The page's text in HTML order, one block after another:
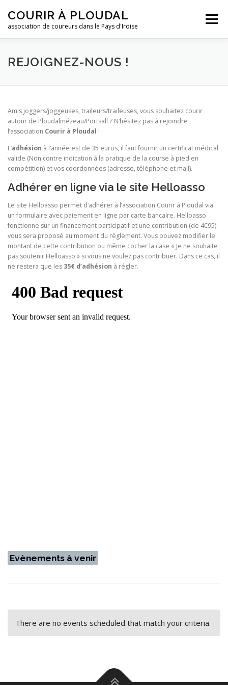
contenu
COURIR À PLOUDAL
association de coureurs dans le Pays d'Iroise
Menu
ACCUEIL LE CLUB ACTUALITÉS
CONTACTEZ-NOUS !
REJOIGNEZ-NOUS !
Amis joggers/joggeuses, traileurs/traileuses, vous souhaitez courir
autour de Ploudalmézeau/Portsall ? N’hésitez pas à rejoindre
l’association Courir à Ploudal !
L’adhésion à l’année est de 35 euros, il faut fournir un certificat médical
valide (Non contre indication à la pratique de la course à pied en
compétition) et vos coordonnées (adresse, téléphone et mail).
Adhérer en ligne via le site Helloasso
Le site Helloasso permet d’adhérer à l’association Courir à Ploudal via
un formulaire avec paiement en ligne par carte bancaire. Helloasso
fonctionne sur un financement participatif et une contribution (de 4€95)
vous sera proposé au moment du règlement. Vous pouvez modifier le
montant de cette contribution ou même cocher la case « Je ne souhaite
pas soutenir Helloasso » si vous ne voulez pas contribuer. Dans ce cas, il
ne restera que les 35€ d’adhésion à régler.
Evènements à venir
There are no events scheduled that match your criteria.